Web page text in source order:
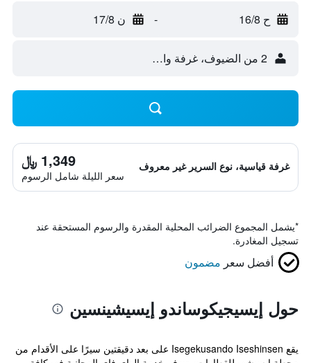
ح 16/8 - ن 17/8
2 من الضيوف، غرفة واحدة
غرفة قياسية، نوع السرير غير معروف 1,349 ﷼
سعر الليلة شامل الرسوم
*يشمل المجموع الضرائب المحلية المقدرة والرسوم المستحقة عند
تسجيل المغادرة.
أفضل سعر مضمون
حول إيسيجيكوساندو إيسيشينسين
يقع Isegekusando Iseshinsen على بعد دقيقتين سيرًا على الأقدام من